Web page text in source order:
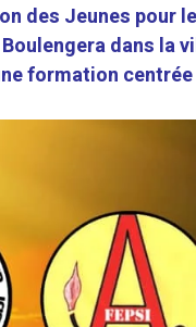
des Jeunes pour
dans la
formation